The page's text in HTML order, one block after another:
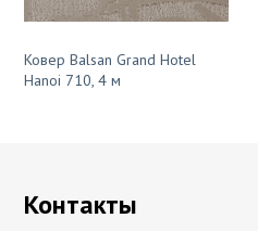
Ковер Balsan Grand Hotel
Hanoi 710, 4 м
Контакты